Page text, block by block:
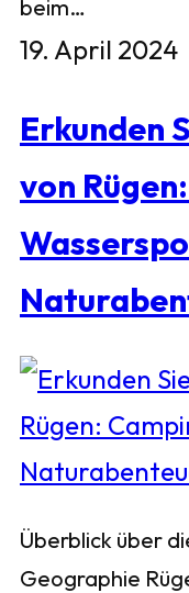
beim…
19. April 2024
Erkunden
von
Überblick über
Geographie